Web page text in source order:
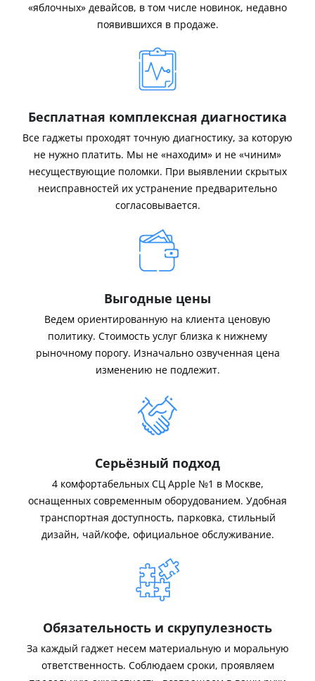
«яблочных» девайсов, в том числе новинок, недавно
появившихся в продаже.
Бесплатная комплексная диагностика
Все гаджеты проходят точную диагностику, за которую
не нужно платить. Мы не «находим» и не «чиним»
несуществующие поломки. При выявлении скрытых
неисправностей их устранение предварительно
согласовывается.
Выгодные цены
Ведем ориентированную на клиента ценовую
политику. Стоимость услуг близка к нижнему
рыночному порогу. Изначально озвученная цена
изменению не подлежит.
Серьёзный подход
4 комфортабельных СЦ Apple №1 в Москве,
оснащенных современным оборудованием. Удобная
транспортная доступность, парковка, стильный
дизайн, чай/кофе, официальное обслуживание.
Обязательность и скрупулезность
За каждый гаджет несем материальную и моральную
ответственность. Соблюдаем сроки, проявляем